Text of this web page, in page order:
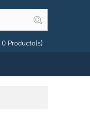
0 Producto(s)